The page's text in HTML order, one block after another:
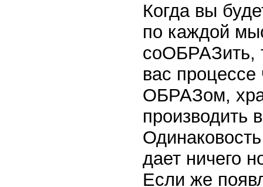
Когда вы
по каждой
соОБРАЗить,
вас
ОБРАЗом,
производить
дает ничего
Если же